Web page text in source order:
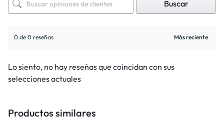
Buscar
0 de 0 reseñas
Lo siento, no hay reseñas que coincidan con sus
selecciones actuales
Productos similares